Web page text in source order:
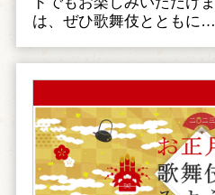
は、ぜひ歌舞伎とともに…